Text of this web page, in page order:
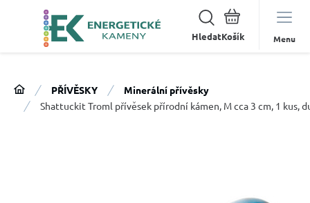
Hledat Menu
PŘÍVĚSKY
Minerální přívěsky
Shattuckit Troml přívěsek přírodní kámen, M cca 3 cm, 1 kus,